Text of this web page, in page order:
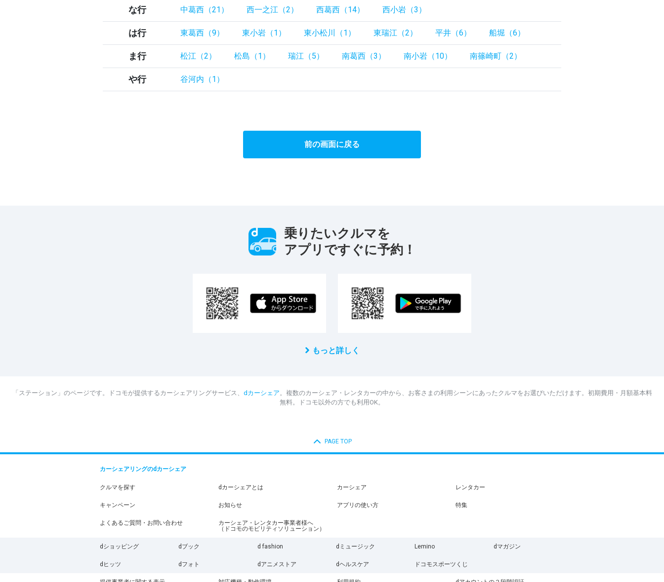
な行 中葛西（21） 西一之江（2） 西葛西（14） 西小岩（3）
は行 東葛西（9） 東小岩（1） 東小松川（1） 東瑞江（2） 平井（6） 船堀（6）
ま行 松江（2） 松島（1） 瑞江（5） 南葛西（3） 南小岩（10） 南篠崎町（2）
や行 谷河内（1）
前の画面に戻る
乗りたいクルマを
アプリですぐに予約！
もっと詳しく
「ステーション」のページです。ドコモが提供するカーシェアリングサービス、 dカーシェア。複数のカーシェア・レンタカーの中から、お客さまの利用シーンにあったクルマをお選びいただけます。初期費用・月額基本料
無料。ドコモ以外の方でも利用OK。
PAGE TOP
カーシェアリングのdカーシェア
クルマを探す dカーシェアとは カーシェア レンタカー
キャンペーン お知らせ アプリの使い方 特集
よくあるご質問・お問い合わせ
カーシェア・レンタカー事業者様へ
（ドコモのモビリティソリューション）
dショッピング dブック d fashion dミュージック Lemino dマガジン
dヒッツ dフォト dアニメストア dヘルスケア ドコモスポーツくじ